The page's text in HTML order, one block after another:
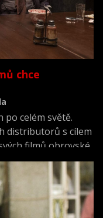
chce
po celém světě.
distributorů s cílem
filmů obrovské